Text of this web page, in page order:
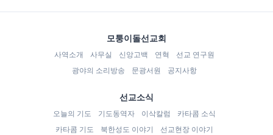
모퉁이돌선교회
사역소개 사무실 신앙고백 연혁
선교 연구원
광야의 소리방송
문광서원 공지사항
선교소식
오늘의 기도 기도동역자 이삭칼럼
카타콤 소식
카타콤 기도
북한성도 이야기
선교현장 이야기